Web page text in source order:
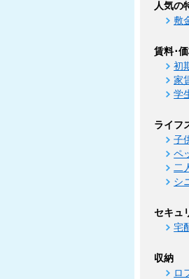
人気の
敷
賃料･
初
家
学
ライフ
子
ペ
二
シ
セキュ
宅
収納
ロ